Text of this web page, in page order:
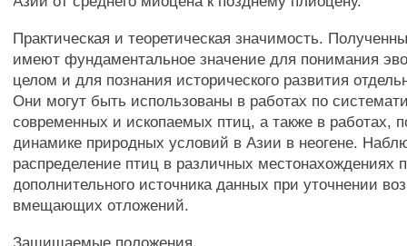
Практическая и теоретическая значимость.
имеют фундаментальное значение для понимания
целом и для познания исторического развития
Они могут быть использованы в работах по
современных и ископаемых птиц, а также в работах,
динамике природных условий в Азии в неогене.
распределение птиц в различных местонахождениях
дополнительного источника данных при уточнении
вмещающих отложений.
Защищаемые положения.